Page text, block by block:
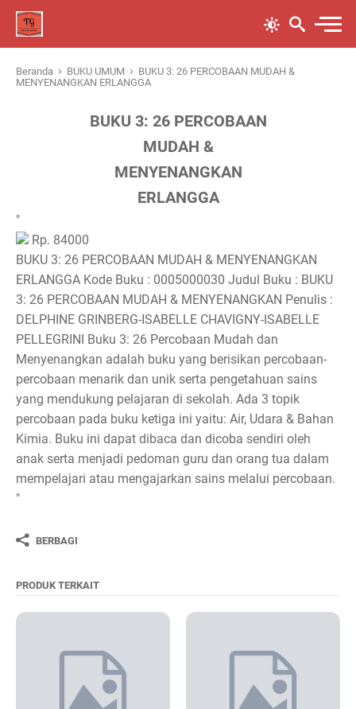
Beranda › BUKU UMUM › BUKU 3: 26 PERCOBAAN MUDAH &
MENYENANGKAN ERLANGGA
BUKU 3: 26 PERCOBAAN
MUDAH &
MENYENANGKAN
ERLANGGA
"
Rp. 84000
BUKU 3: 26 PERCOBAAN MUDAH & MENYENANGKAN
ERLANGGA Kode Buku : 0005000030 Judul Buku : BUKU
3: 26 PERCOBAAN MUDAH & MENYENANGKAN Penulis :
DELPHINE GRINBERG-ISABELLE CHAVIGNY-ISABELLE
PELLEGRINI Buku 3: 26 Percobaan Mudah dan
Menyenangkan adalah buku yang berisikan percobaan-
percobaan menarik dan unik serta pengetahuan sains
yang mendukung pelajaran di sekolah. Ada 3 topik
percobaan pada buku ketiga ini yaitu: Air, Udara & Bahan
Kimia. Buku ini dapat dibaca dan dicoba sendiri oleh
anak serta menjadi pedoman guru dan orang tua dalam
mempelajari atau mengajarkan sains melalui percobaan.
"
BERBAGI
PRODUK TERKAIT